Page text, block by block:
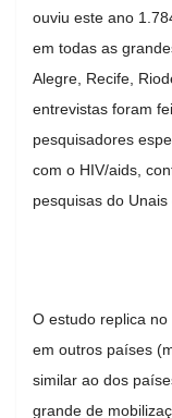
ouviu este ano
em todas as
Alegre, Recife, Rio
entrevistas foram
pesquisadores
com o HIV/aids,
pesquisas do
O estudo replica
em outros países
similar ao dos
grande de